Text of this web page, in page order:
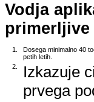
Vodja
primerljive
1.
Dosega minimalno 40
petih letih.
2.
Izkazuje
prvega